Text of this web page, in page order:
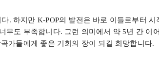
다.하지만 K-POP의 발전은 바로 이들로부터 시
무도 부족합니다. 그런 의미에서 약 5년 간 이
가들에게 좋은 기회의 장이 되길 희망합니다.